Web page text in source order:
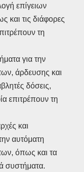
επίγειων
τις διάφορες
τη
για την
άρδευσης και
δόσεις,
επιτρέπουν τη
και
αυτόματη
όπως και τα
συστήματα.